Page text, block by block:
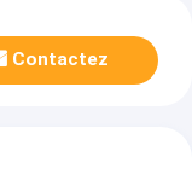
Contactez